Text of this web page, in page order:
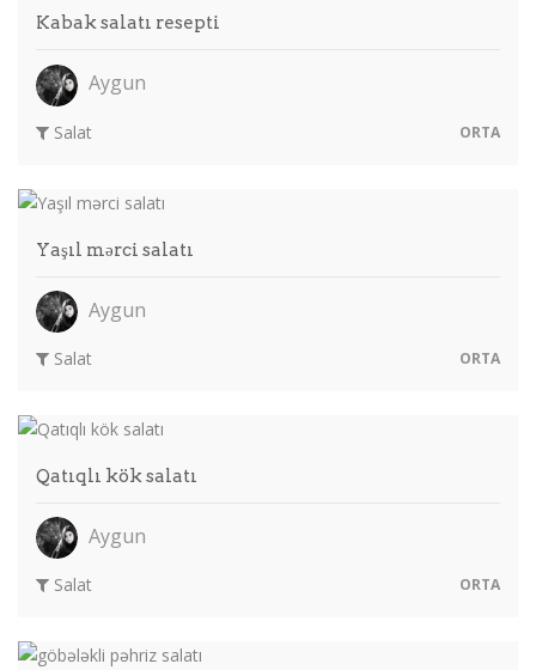
Kabak salatı resepti
Aygun
Salat ORTA
Yaşıl mərci salatı
Aygun
Salat ORTA
Qatıqlı kök salatı
Aygun
Salat ORTA